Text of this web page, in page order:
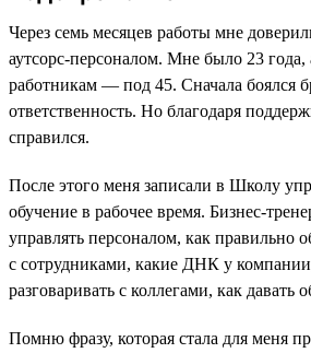
Через семь месяцев работы мне
аутсорс-персоналом. Мне было 23
работникам — под 45. Сначала боялся
ответственность. Но благодаря
справился.
После этого меня записали в Школу
обучение в рабочее время. Бизнес-
управлять персоналом, как правильно
с сотрудниками, какие ДНК у
разговаривать с коллегами, как давать
Помню фразу, которая стала для меня